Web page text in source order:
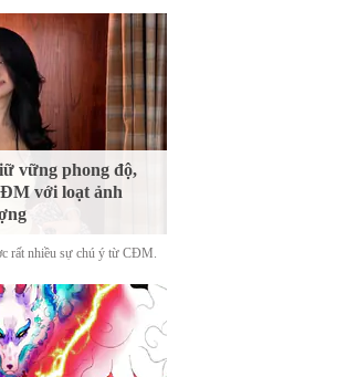
vững phong độ,
với loạt ảnh
rất nhiều sự chú ý từ CĐM.